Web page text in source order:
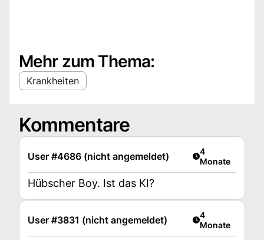
Mehr zum Thema:
Krankheiten
Kommentare
User #4686 (nicht angemeldet) Artikel
4
Monate
Hübscher Boy. Ist das KI?
User #3831 (nicht angemeldet) Artikel
4
Monate